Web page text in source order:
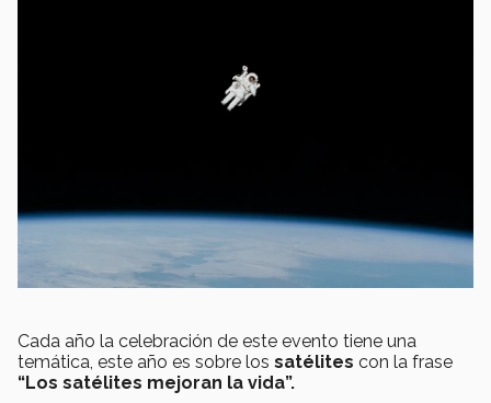
Cada año la celebración de este evento tiene una
temática, este año es sobre los satélites con la frase
“Los satélites mejoran la vida”.